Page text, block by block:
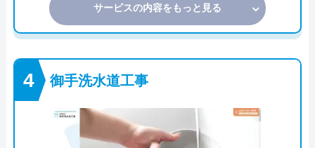
サービスの内容をもっと見る
御手洗水道工事